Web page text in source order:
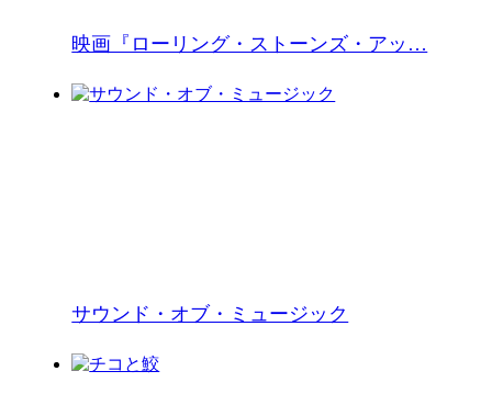
映画『ローリング・ストーンズ・アッ…
サウンド・オブ・ミュージック